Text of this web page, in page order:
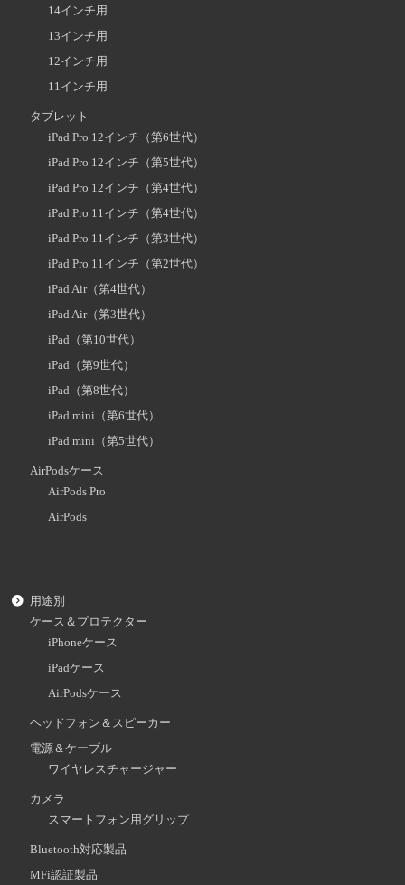
14インチ用
13インチ用
12インチ用
11インチ用
タブレット
iPad Pro 12インチ（第6世代）
iPad Pro 12インチ（第5世代）
iPad Pro 12インチ（第4世代）
iPad Pro 11インチ（第4世代）
iPad Pro 11インチ（第3世代）
iPad Pro 11インチ（第2世代）
iPad Air（第4世代）
iPad Air（第3世代）
iPad（第10世代）
iPad（第9世代）
iPad（第8世代）
iPad mini（第6世代）
iPad mini（第5世代）
AirPodsケース
AirPods Pro
AirPods
用途別
ケース＆プロテクター
iPhoneケース
iPadケース
AirPodsケース
ヘッドフォン＆スピーカー
電源＆ケーブル
ワイヤレスチャージャー
カメラ
スマートフォン用グリップ
Bluetooth対応製品
MFi認証製品